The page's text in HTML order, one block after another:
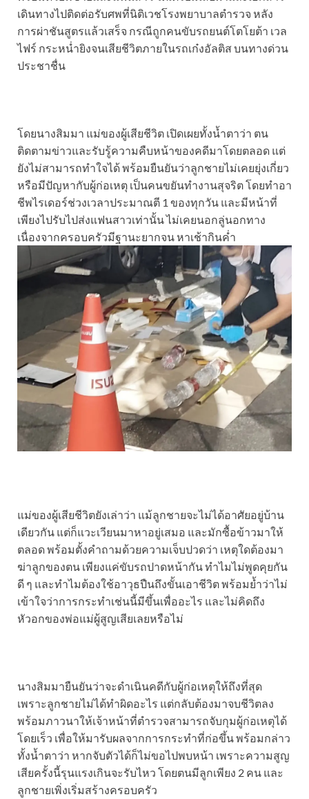
เดินทางไปติดต่อรับศพที่นิติเวชโรงพยาบาลตำรวจ หลัง
การผ่าชันสูตรแล้วเสร็จ กรณีถูกคนขับรถยนต์โตโยต้า เวล
ไฟร์ กระหน่ำยิงจนเสียชีวิตภายในรถเก๋งอัลติส บนทางด่วน
ประชาชื่น
โดยนางสิมมา แม่ของผู้เสียชีวิต เปิดเผยทั้งน้ำตาว่า ตน
ติดตามข่าวและรับรู้ความคืบหน้าของคดีมาโดยตลอด แต่
ยังไม่สามารถทำใจได้ พร้อมยืนยันว่าลูกชายไม่เคยยุ่งเกี่ยว
หรือมีปัญหากับผู้ก่อเหตุ เป็นคนขยันทำงานสุจริต โดยทำอา
ชีพไรเดอร์ช่วงเวลาประมาณตี 1 ของทุกวัน และมีหน้าที่
เพียงไปรับไปส่งแฟนสาวเท่านั้น ไม่เคยนอกลู่นอกทาง
เนื่องจากครอบครัวมีฐานะยากจน หาเช้ากินค่ำ
แม่ของผู้เสียชีวิตยังเล่าว่า แม้ลูกชายจะไม่ได้อาศัยอยู่บ้าน
เดียวกัน แต่ก็แวะเวียนมาหาอยู่เสมอ และมักซื้อข้าวมาให้
ตลอด พร้อมตั้งคำถามด้วยความเจ็บปวดว่า เหตุใดต้องมา
ฆ่าลูกของตน เพียงแค่ขับรถปาดหน้ากัน ทำไมไม่พูดคุยกัน
ดี ๆ และทำไมต้องใช้อาวุธปืนถึงขั้นเอาชีวิต พร้อมย้ำว่าไม่
เข้าใจว่าการกระทำเช่นนี้มีขึ้นเพื่ออะไร และไม่คิดถึง
หัวอกของพ่อแม่ผู้สูญเสียเลยหรือไม่
นางสิมมายืนยันว่าจะดำเนินคดีกับผู้ก่อเหตุให้ถึงที่สุด
เพราะลูกชายไม่ได้ทำผิดอะไร แต่กลับต้องมาจบชีวิตลง
พร้อมภาวนาให้เจ้าหน้าที่ตำรวจสามารถจับกุมผู้ก่อเหตุได้
โดยเร็ว เพื่อให้มารับผลจากการกระทำที่ก่อขึ้น พร้อมกล่าว
ทั้งน้ำตาว่า หากจับตัวได้ก็ไม่ขอไปพบหน้า เพราะความสูญ
เสียครั้งนี้รุนแรงเกินจะรับไหว โดยตนมีลูกเพียง 2 คน และ
ลูกชายเพิ่งเริ่มสร้างครอบครัว